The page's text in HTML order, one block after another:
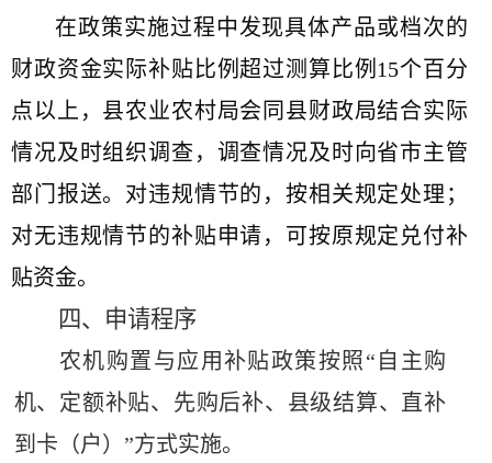
在政策实施过程中发现具体产品或档次的
财政资金实际补贴比例超过测算比例 15个百分
点以上，县农业农村局会同县财政局结合实际
情况及时组织调查，调查情况及时向省市主管
部门报送。对违规情节的，按相关规定处理；
对无违规情节的补贴申请，可按原规定兑付补
贴资金。
四、申请程序
农机购置与应用补贴政策按照“自主购
机、定额补贴、先购后补、县级结算、直补
到卡（户）”方式实施。